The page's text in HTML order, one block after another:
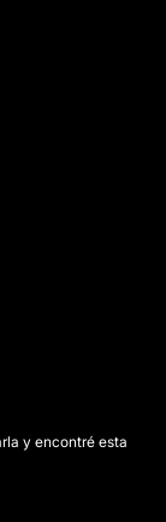
y encontré esta